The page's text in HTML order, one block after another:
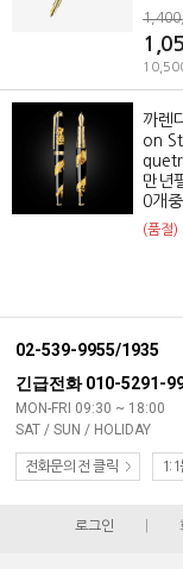
까렌
on
만년
0개
(품절)
02-539-9955/1935
긴급전화 010-5291-
MON-FRI 09:30 ~ 18:00
SAT / SUN / HOLIDAY
전화문의 전 클릭 1:1
로그인